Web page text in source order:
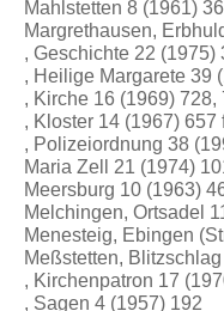
Mahlstetten 8 (1961)
Margrethausen,
, Geschichte 22 (1975)
, Heilige Margarete 39
, Kirche 16 (1969) 728,
, Kloster 14 (1967) 657
, Polizeiordnung 38
Maria Zell 21 (1974)
Meersburg 10 (1963)
Melchingen, Ortsadel
Menesteig, Ebingen
Meßstetten,
, Kirchenpatron 17
, Sagen 4 (1957) 192